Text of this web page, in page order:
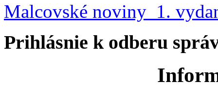
Malcovské noviny 1.
Prihlásnie k odberu